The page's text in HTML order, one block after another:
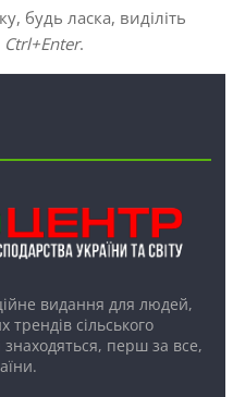
будь ласка, виділіть
Ctrl+Enter.
видання для людей,
трендів сільського
перш за все,